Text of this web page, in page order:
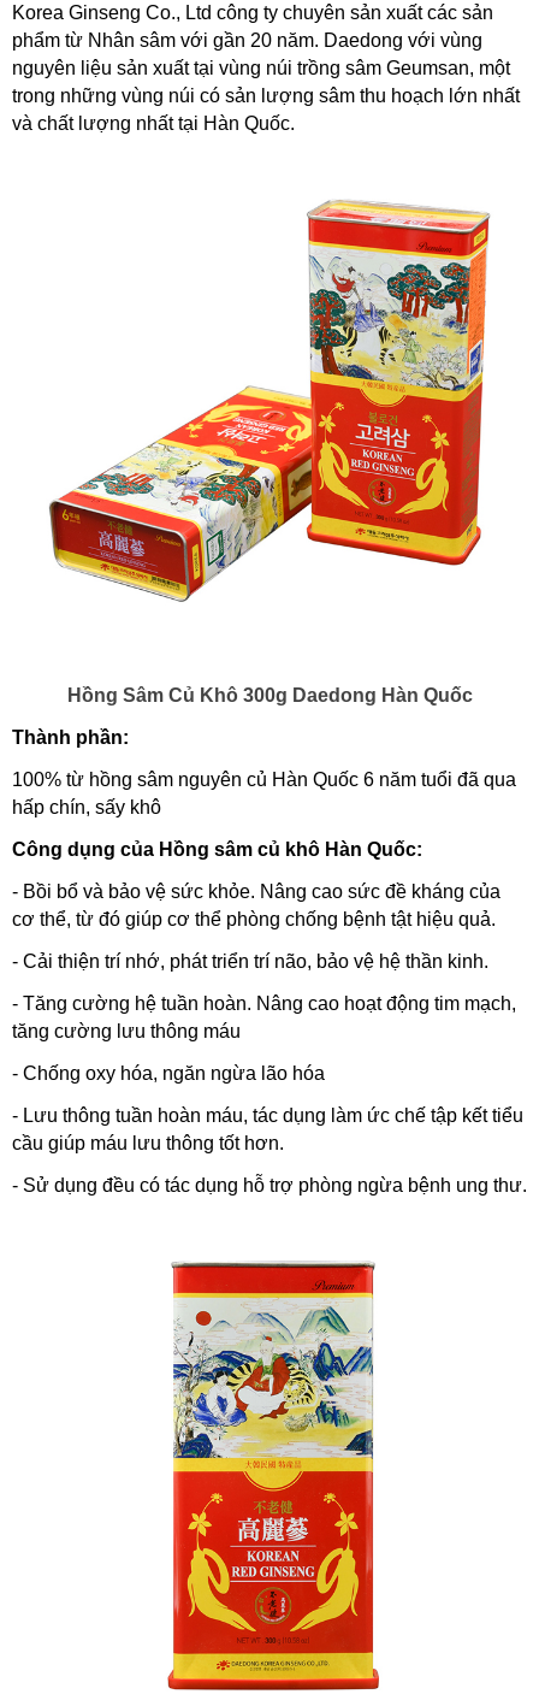
Korea Ginseng Co., Ltd công ty chuyên sản xuất các sản
phẩm từ Nhân sâm với gần 20 năm. Daedong với vùng
nguyên liệu sản xuất tại vùng núi trồng sâm Geumsan, một
trong những vùng núi có sản lượng sâm thu hoạch lớn nhất
và chất lượng nhất tại Hàn Quốc.
Hồng Sâm Củ Khô 300g Daedong Hàn Quốc
Thành phần:
100% từ hồng sâm nguyên củ Hàn Quốc 6 năm tuổi đã qua
hấp chín, sấy khô
Công dụng của Hồng sâm củ khô Hàn Quốc:
- Bồi bổ và bảo vệ sức khỏe. Nâng cao sức đề kháng của
cơ thể, từ đó giúp cơ thể phòng chống bệnh tật hiệu quả.
- Cải thiện trí nhớ, phát triển trí não, bảo vệ hệ thần kinh.
- Tăng cường hệ tuần hoàn. Nâng cao hoạt động tim mạch,
tăng cường lưu thông máu
- Chống oxy hóa, ngăn ngừa lão hóa
- Lưu thông tuần hoàn máu, tác dụng làm ức chế tập kết tiểu
cầu giúp máu lưu thông tốt hơn.
- Sử dụng đều có tác dụng hỗ trợ phòng ngừa bệnh ung thư.